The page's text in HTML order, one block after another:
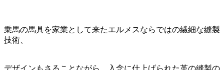
乗馬の馬具を家業として来たエルメスならではの繊細な縫製
技術、